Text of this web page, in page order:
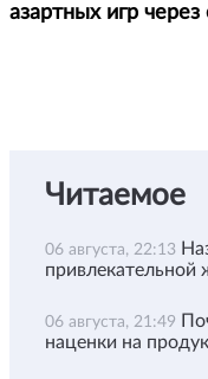
азартных игр
Читаемое
06 августа, 22:13
привлекательной
06 августа, 21:49
наценки на